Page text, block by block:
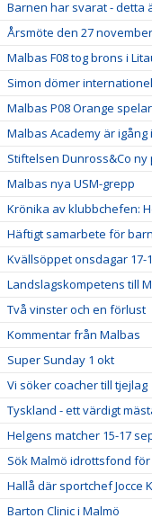
Barnen har svarat - detta
Årsmöte den 27 november
Malbas F08 tog brons i
Simon dömer
Malbas P08 Orange
Malbas Academy är igång
Stiftelsen Dunross&Co
Malbas nya USM-grepp
Krönika av klubbchefen:
Häftigt samarbete för
Kvällsöppet onsdagar 17-
Landslagskompetens till
Två vinster och en förlust
Kommentar från Malbas
Super Sunday 1 okt
Vi söker coacher till tjejlag
Tyskland - ett värdigt
Helgens matcher 15-17
Sök Malmö idrottsfond
Hallå där sportchef Jocce
Barton Clinic i Malmö